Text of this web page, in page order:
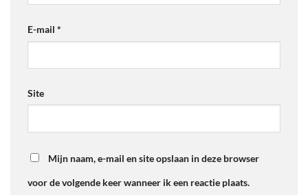
E-mail *
Site
Mijn naam, e-mail en site opslaan in deze browser
voor de volgende keer wanneer ik een reactie plaats.